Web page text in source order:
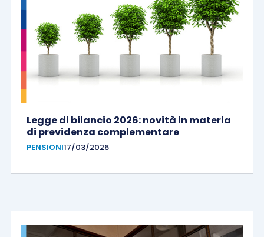
Legge di bilancio 2026: novità in materia
di previdenza complementare
PENSIONI17/03/2026